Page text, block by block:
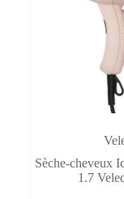
Sèche-cheveux
1.7